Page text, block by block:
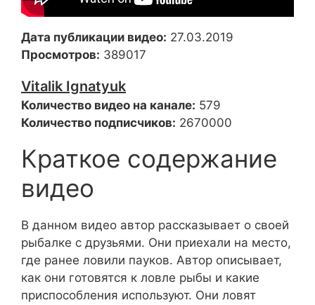
Дата публикации видео: 27.03.2019
Просмотров: 389017
Vitalik Ignatyuk
Количество видео на канале: 579
Количество подписчиков: 2670000
Краткое содержание
видео
В данном видео автор рассказывает о своей
рыбалке с друзьями. Они приехали на место,
где ранее ловили пауков. Автор описывает,
как они готовятся к ловле рыбы и какие
приспособления используют. Они ловят